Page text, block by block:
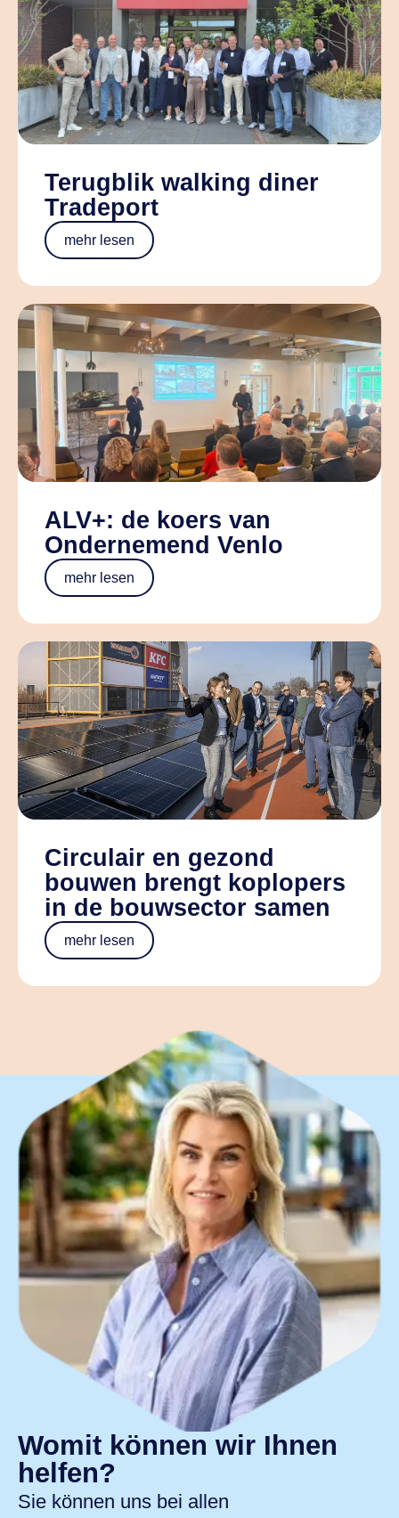
Terugblik walking diner
Tradeport
mehr lesen
ALV+: de koers van
Ondernemend Venlo
mehr lesen
Circulair en gezond
bouwen brengt koplopers
in de bouwsector samen
mehr lesen
Womit können wir Ihnen
helfen?
Sie können uns bei allen